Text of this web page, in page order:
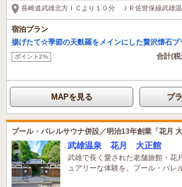
長崎道武雄北方ＩＣより１０分 ＪＲ佐世保線武雄
宿泊プラン
揚げたて☆季節の天麩羅をメインにした贅沢懐石プ
ポイント2% 合計(
MAPを見る プ
プール・バレルサウナ併設／明治13年創業「花月 大
武雄温泉 花月 大正館
武雄で長く愛された老舗旅館・花
ュアリーな体験を。プール・バレ